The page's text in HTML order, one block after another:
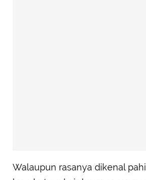
Walaupun rasanya dikenal